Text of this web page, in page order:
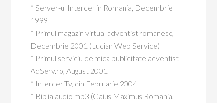
* Server-ul Intercer in Romania, Decembrie
1999
* Primul magazin virtual adventist romanesc,
Decembrie 2001 (Lucian Web Service)
* Primul serviciu de mica publicitate adventist
AdServ.ro, August 2001
* Intercer Tv, din Februarie 2004
* Biblia audio mp3 (Gaius Maximus Romania,